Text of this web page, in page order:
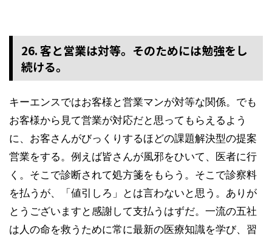
26. 客と営業は対等。そのためには勉強をし
続ける。
キーエンスではお客様と営業マンが対等な関係。でも
お客様から見て営業が対応だと思ってもらえるよう
に、お客さんがびっくりするほどの課題解決型の提案
営業をする。例えば皆さんが風邪をひいて、医者に行
く。そこで診断されて処方箋をもらう。そこで診察料
を払うが、「値引しろ」とは言わないと思う。ありが
とうございますと感謝して支払うはずだ。一流の五社
は人の命を救うために常に最新の医療知識を学び、習